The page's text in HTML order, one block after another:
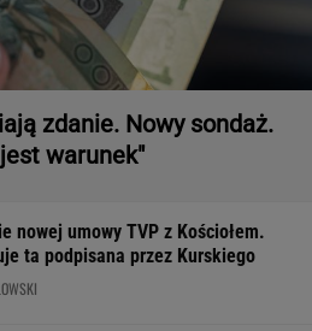
zdanie. Nowy sondaż.
warunek"
nowej umowy TVP z Kościołem.
ta podpisana przez Kurskiego